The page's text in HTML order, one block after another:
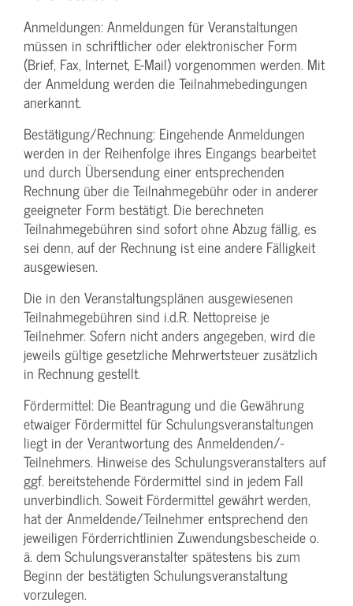
Anmeldungen: Anmeldungen für Veranstaltungen
müssen in schriftlicher oder elektronischer Form
(Brief, Fax, Internet, E-Mail) vorgenommen werden. Mit
der Anmeldung werden die Teilnahme­bedingungen
anerkannt.
Bestätigung­/Rechnung: Eingehende Anmeldungen
werden in der Reihenfolge ihres Eingangs bearbeitet
und durch Übersendung einer entsprechenden
Rechnung über die Teilnahmegebühr oder in anderer
geeigneter Form bestätigt. Die berechneten
Teilnahmegebühren sind sofort ohne Abzug fällig, es
sei denn, auf der Rechnung ist eine andere Fälligkeit
ausgewiesen.
Die in den Veranstaltungsplänen ausgewiesenen
Teilnahmegebühren sind i.d.R. Nettopreise je
Teilnehmer. Sofern nicht anders angegeben, wird die
jeweils gültige gesetzliche Mehrwertsteuer zusätzlich
in Rechnung gestellt.
Fördermittel: Die Beantragung und die Gewährung
etwaiger Fördermittel für Schulungs­veranstaltungen
liegt in der Verantwortung des Anmeldenden/­
Teilnehmers. Hinweise des Schulungs­veranstalters auf
ggf. bereitstehende Fördermittel sind in jedem Fall
unverbindlich. Soweit Fördermittel gewährt werden,
hat der Anmeldende/­Teilnehmer entsprechend den
jeweiligen Förderrichtlinien Zuwendungs­bescheide o.
ä. dem Schulungs­veranstalter spätestens bis zum
Beginn der bestätigten Schulungs­veranstaltung
vorzulegen.